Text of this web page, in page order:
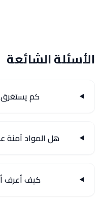
الأسئلة الشائعة
كم يستغرق
هل المواد آمنة
كيف أعرف